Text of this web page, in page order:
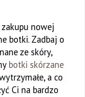
nowej
botki. Zadbaj o
ze skóry,
botki skórzane
a co
Ci na bardzo